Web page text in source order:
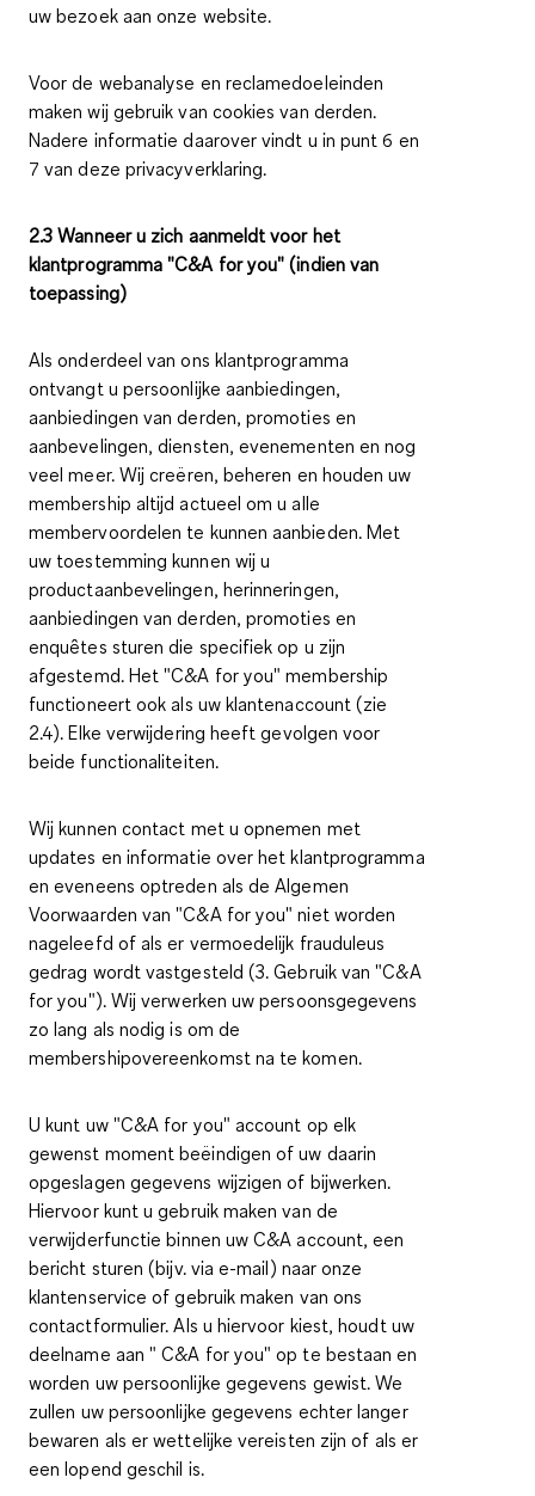
uw bezoek aan onze website.
Voor de webanalyse en reclamedoeleinden
maken wij gebruik van cookies van derden.
Nadere informatie daarover vindt u in punt 6 en
7 van deze privacyverklaring.
2.3 Wanneer u zich aanmeldt voor het
klantprogramma "C&A for you" (indien van
toepassing)
Als onderdeel van ons klantprogramma
ontvangt u persoonlijke aanbiedingen,
aanbiedingen van derden, promoties en
aanbevelingen, diensten, evenementen en nog
veel meer. Wij creëren, beheren en houden uw
membership altijd actueel om u alle
membervoordelen te kunnen aanbieden. Met
uw toestemming kunnen wij u
productaanbevelingen, herinneringen,
aanbiedingen van derden, promoties en
enquêtes sturen die specifiek op u zijn
afgestemd. Het "C&A for you" membership
functioneert ook als uw klantenaccount (zie
2.4). Elke verwijdering heeft gevolgen voor
beide functionaliteiten.
Wij kunnen contact met u opnemen met
updates en informatie over het klantprogramma
en eveneens optreden als de Algemen
Voorwaarden van "C&A for you" niet worden
nageleefd of als er vermoedelijk frauduleus
gedrag wordt vastgesteld (3. Gebruik van "C&A
for you"). Wij verwerken uw persoonsgegevens
zo lang als nodig is om de
membershipovereenkomst na te komen.
U kunt uw "C&A for you" account op elk
gewenst moment beëindigen of uw daarin
opgeslagen gegevens wijzigen of bijwerken.
Hiervoor kunt u gebruik maken van de
verwijderfunctie binnen uw C&A account, een
bericht sturen (bijv. via e-mail) naar onze
klantenservice of gebruik maken van ons
contactformulier. Als u hiervoor kiest, houdt uw
deelname aan " C&A for you" op te bestaan en
worden uw persoonlijke gegevens gewist. We
zullen uw persoonlijke gegevens echter langer
bewaren als er wettelijke vereisten zijn of als er
een lopend geschil is.